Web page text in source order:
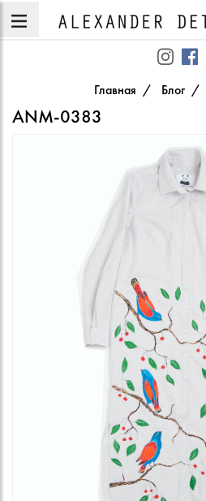
Главная Блог
ANM-0383